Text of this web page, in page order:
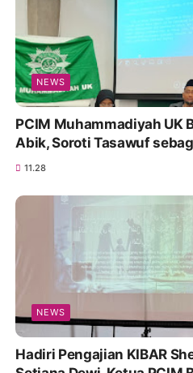
NEWS
PCIM Muhammadiyah UK
Abik, Soroti Tasawuf
11.28
NEWS
Hadiri Pengajian KIBAR